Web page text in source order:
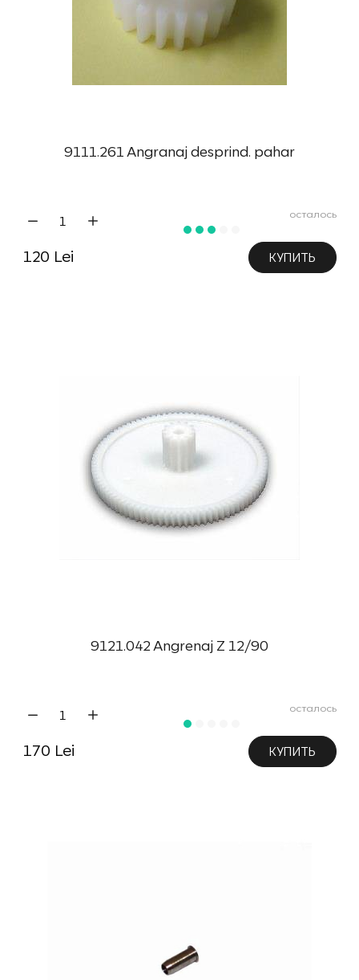
9111.261 Angranaj desprind. pahar
осталось
120 Lei КУПИТЬ
9121.042 Angrenaj Z 12/90
осталось
170 Lei КУПИТЬ